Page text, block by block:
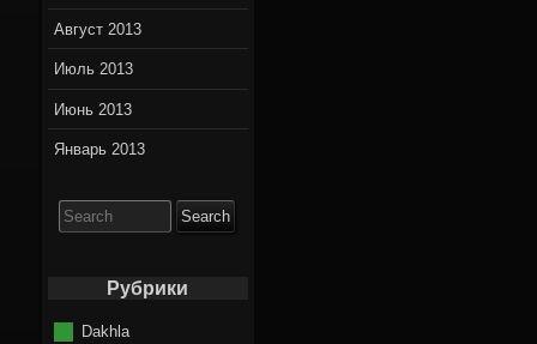
Август 2013
Июль 2013
Июнь 2013
Январь 2013
for:
Рубрики
Dakhla